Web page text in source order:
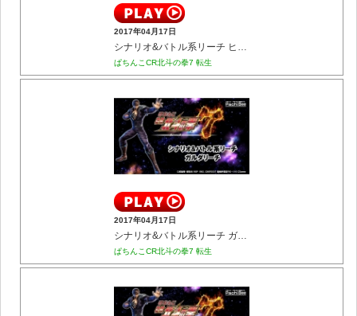
2017年04月17日
シナリオ&バトル系リーチ ヒョウリーチ
ぱちんこCR北斗の拳7 転生
2017年04月17日
シナリオ&バトル系リーチ ガルダリーチ
ぱちんこCR北斗の拳7 転生